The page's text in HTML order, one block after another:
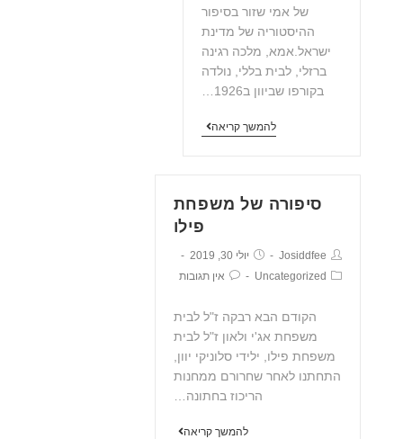
של אמי שזור בסיפור
ההיסטוריה של מדינת
ישראל.אמא, מלכה רגינה
ברזלי, לבית בללי, נולדה
בקורפו שביוון ב1926…
להמשך קריאה
סיפורה של משפחת
פילו
Josiddfee
יולי 30, 2019
Uncategorized
אין תגובות
הקודם הבא רבקה ז"ל לבית
משפחת אג'י ולאון ז"ל לבית
משפחת פילו, ילידי סלוניקי יוון,
התחתנו לאחר שחרורם ממחנות
הריכוז בחתונה…
להמשך קריאה